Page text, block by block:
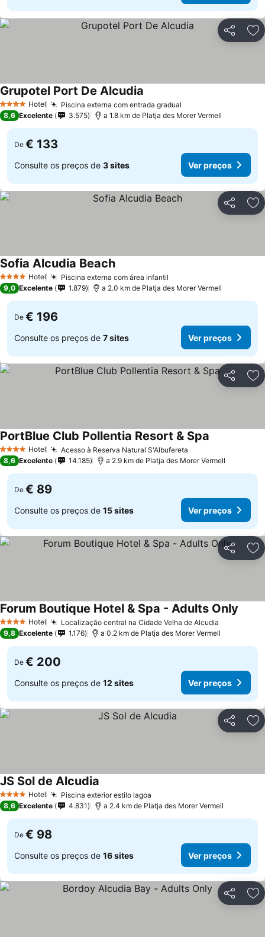
Partilhar
4 EstrelasHotel Piscina externa com entrada gradual
Grupotel Port De Alcudia
8,6 Excelente 3.575 a 1.8 km de Platja des Morer Vermell
De € 133
Consulte os preços de 3 sites Ver preços
Partilhar
4 EstrelasHotel Piscina externa com área infantil
Sofia Alcudia Beach
9,0 Excelente 1.879 a 2.0 km de Platja des Morer Vermell
De € 196
Consulte os preços de 7 sites Ver preços
Partilhar
4 EstrelasHotel Acesso à Reserva Natural S'Albufereta
PortBlue Club Pollentia Resort & Spa
8,6 Excelente 14.185 a 2.9 km de Platja des Morer Vermell
De € 89
Consulte os preços de 15 sites Ver preços
Partilhar
4 EstrelasHotel Localização central na Cidade Velha de Alcudia
Forum Boutique Hotel & Spa - Adults Only
9,8 Excelente 1.176 a 0.2 km de Platja des Morer Vermell
De € 200
Consulte os preços de 12 sites Ver preços
Partilhar
4 EstrelasHotel Piscina exterior estilo lagoa
JS Sol de Alcudia
8,6 Excelente 4.831 a 2.4 km de Platja des Morer Vermell
De € 98
Consulte os preços de 16 sites Ver preços
Partilhar